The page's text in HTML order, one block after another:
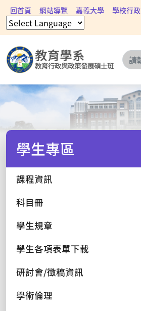
回首頁 網站導覽 嘉義大學 學校行政
學生專區
課程資訊
科目冊
學生規章
學生各項表單下載
研討會/徵稿資訊
學術倫理